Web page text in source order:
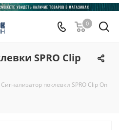
0
SPRO Clip
Сигнализатор поклевки SPRO Clip On